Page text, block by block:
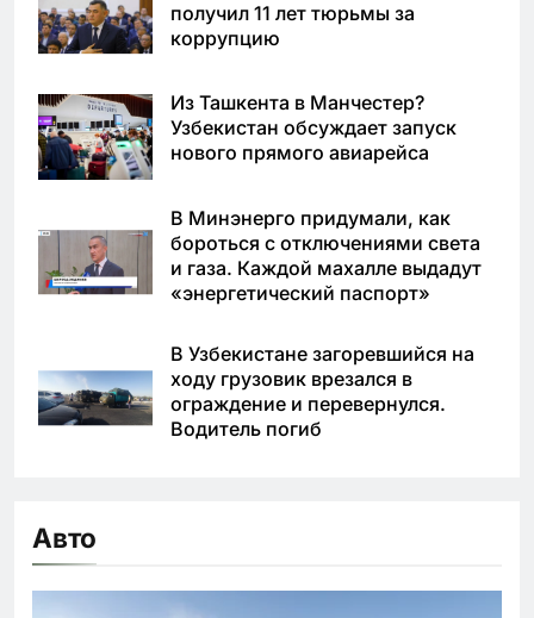
получил 11 лет тюрьмы за
коррупцию
Из Ташкента в Манчестер?
Узбекистан обсуждает запуск
нового прямого авиарейса
В Минэнерго придумали, как
бороться с отключениями света
и газа. Каждой махалле выдадут
«энергетический паспорт»
В Узбекистане загоревшийся на
ходу грузовик врезался в
ограждение и перевернулся.
Водитель погиб
Авто